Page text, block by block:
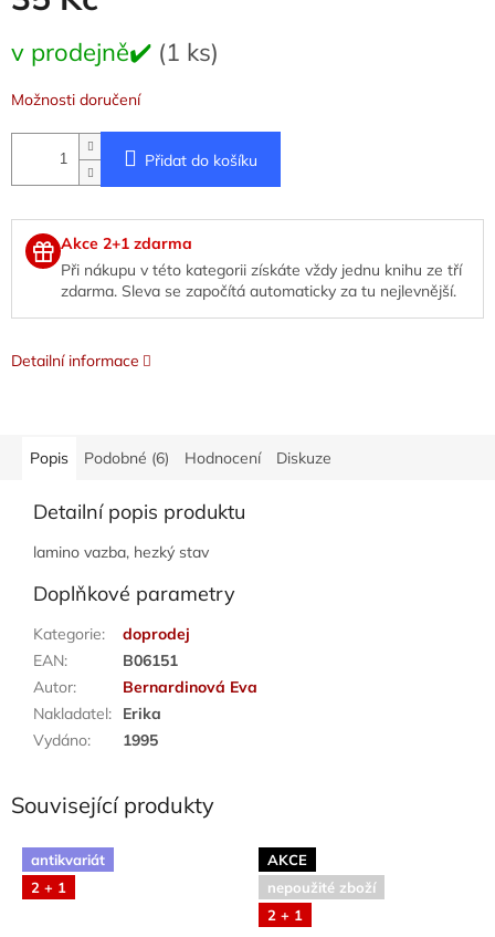
cena:
v prodejně✔️ (1 ks)
Možnosti doručení
Přidat do košíku
Akce 2+1 zdarma
Při nákupu v této kategorii získáte vždy jednu knihu ze tří
zdarma. Sleva se započítá automaticky za tu nejlevnější.
Detailní informace
Popis Podobné (6) Hodnocení Diskuze
Detailní popis produktu
lamino vazba, hezký stav
Doplňkové parametry
Kategorie:
doprodej
EAN:
B06151
Autor:
Bernardinová Eva
Nakladatel:
Erika
Vydáno: 1995
Související produkty
antikvariát
2 + 1
AKCE
nepoužité zboží
2 + 1